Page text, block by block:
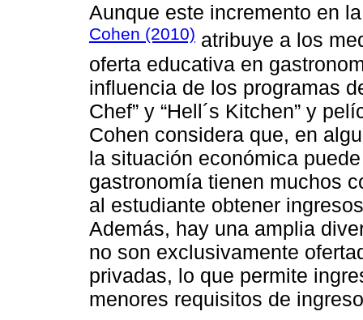
Aunque este incremento en
Cohen (2010) atribuye a los
oferta educativa en
influencia de los programas
Chef” y “Hell´s Kitchen” y
Cohen considera que, en
la situación económica
gastronomía tienen muchos
al estudiante obtener
Además, hay una amplia
no son exclusivamente
privadas, lo que permite
menores requisitos de